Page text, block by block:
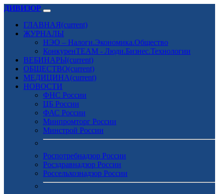
ДИВИЗОР
ГЛАВНАЯ(current)
ЖУРНАЛЫ
НЭО – Налоги.Экономика.Общество
КонкуренTEAM - Люди.Бизнес.Технологии
ВЕБИНАРЫ(current)
ОБЩЕСТВО(current)
МЕДИЦИНА(current)
НОВОСТИ
ФНС России
ЦБ России
ФАС России
Минпромторг России
Минстрой России
Роспотребнадзор России
Росздравнадзор России
Россельхознадзор России